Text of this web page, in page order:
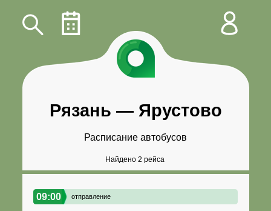
Рязань — Ярустово
Расписание автобусов
Найдено 2 рейса
09:00 отправление